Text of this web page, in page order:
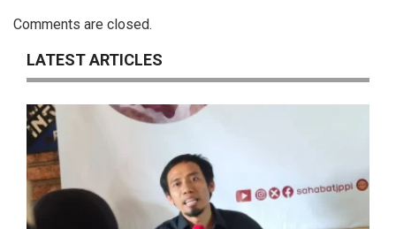
Comments are closed.
LATEST ARTICLES